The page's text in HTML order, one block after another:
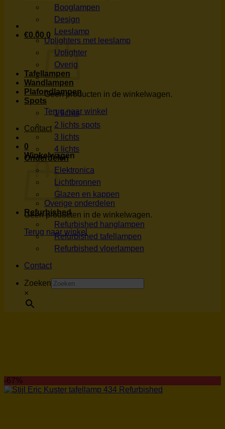
€0.00 0
Geen producten in de winkelwagen.
Terug naar winkel
Contact
0
Winkelwagen
Geen producten in de winkelwagen.
Terug naar winkel
Booglampen
Design
Leeslamp
Uplighters met leeslamp
Uplighter
Overig
Tafellampen
Wandlampen
Plafondlampen
Spots
1 lichts
2 lichts spots
3 lichts
4 lichts
Onderdelen
Elektronica
Lichtbronnen
Glazen en kappen
Overige onderdelen
Refurbished
Refurbished hanglampen
Refurbished tafellampen
Refurbished vloerlampen
Contact
Zoeken
×
-67%